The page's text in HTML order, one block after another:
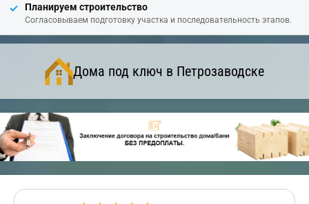
Планируем строительство
Согласовываем подготовку участка и последовательность этапов.
Дома под ключ в Петрозаводске